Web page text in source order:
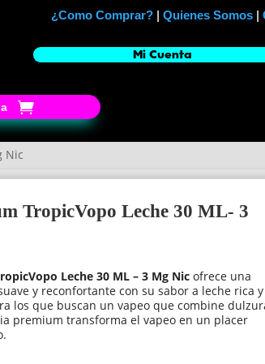
¿Como Comprar? |Quienes Somos |
Mi Cuenta
Nic
TropicVopo Leche 30 ML- 3
Leche 30 ML – 3 Mg Nic ofrece una
y reconfortante con su sabor a leche rica y
los que buscan un vapeo que combine
premium transforma el vapeo en un placer